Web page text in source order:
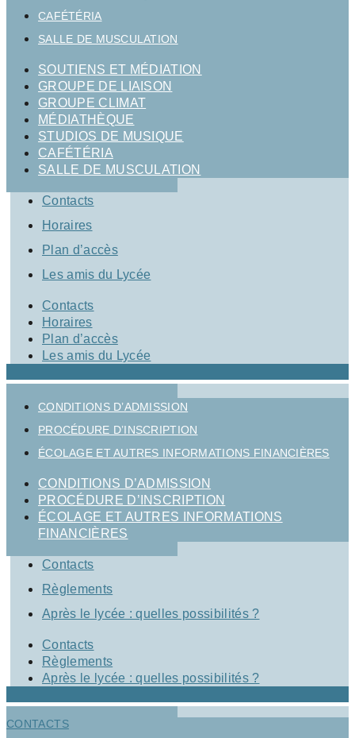
CAFÉTÉRIA
SALLE DE MUSCULATION
SOUTIENS ET MÉDIATION
GROUPE DE LIAISON
GROUPE CLIMAT
MÉDIATHÈQUE
STUDIOS DE MUSIQUE
CAFÉTÉRIA
SALLE DE MUSCULATION
Contacts
Horaires
Plan d’accès
Les amis du Lycée
Contacts
Horaires
Plan d’accès
Les amis du Lycée
CONDITIONS D’ADMISSION
PROCÉDURE D’INSCRIPTION
ÉCOLAGE ET AUTRES INFORMATIONS FINANCIÈRES
CONDITIONS D’ADMISSION
PROCÉDURE D’INSCRIPTION
ÉCOLAGE ET AUTRES INFORMATIONS
FINANCIÈRES
Contacts
Règlements
Après le lycée : quelles possibilités ?
Contacts
Règlements
Après le lycée : quelles possibilités ?
CONTACTS